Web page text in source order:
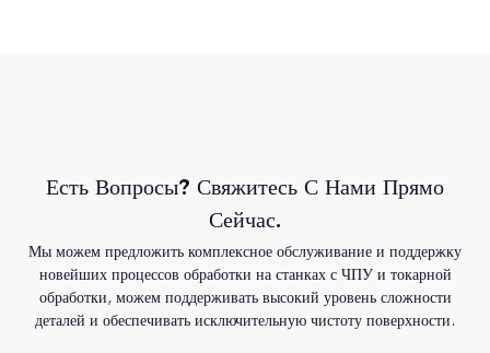
Есть Вопросы? Свяжитесь С Нами Прямо
Сейчас.
Мы можем предложить комплексное обслуживание и поддержку
новейших процессов обработки на станках с ЧПУ и токарной
обработки, можем поддерживать высокий уровень сложности
деталей и обеспечивать исключительную чистоту поверхности.